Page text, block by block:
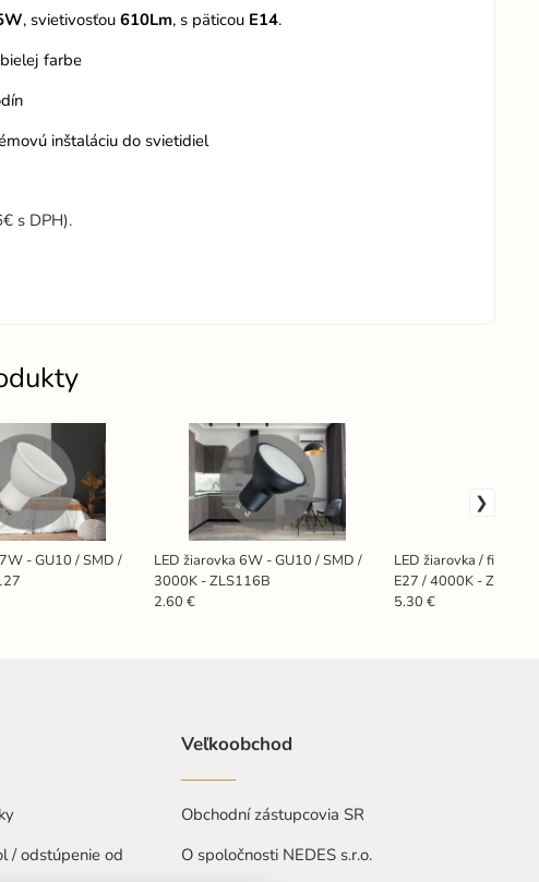
, svietivosťou610Lm, s päticou E14.
farbe
inštaláciu do svietidiel
s DPH).
- GU10 / SMD /
LED žiarovka 6W - GU10 / SMD /
3000K - ZLS116B
2.60 €
LED žiarovka /
E27 / 4000K - ZLF523
5.30 €
/ odstúpenie od
Veľkoobchod
Obchodní zástupcovia SR
O spoločnosti NEDES s.r.o.